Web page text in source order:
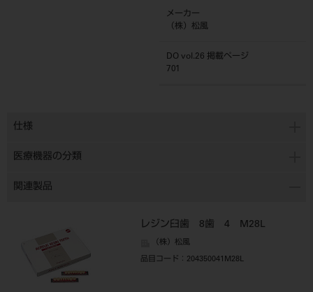
メーカー
（株）松風
DO vol.26 掲載ページ
701
仕様
医療機器の分類
関連製品
レジン臼歯 8歯 4 M28L
（株）松風
品目コード ：204350041M28L